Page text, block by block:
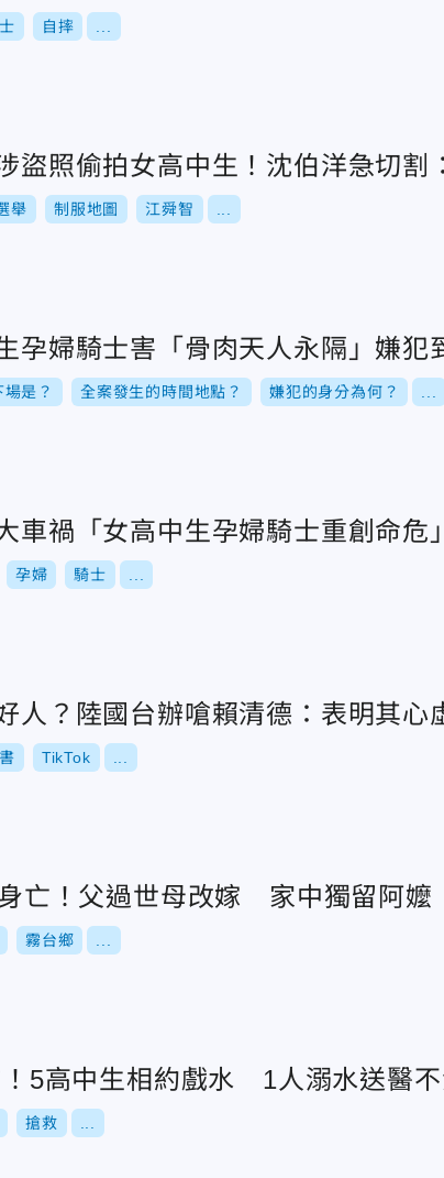
自摔
盜照偷拍女高中生！沈伯洋急切割
舉 制服地圖 江舜智
孕婦騎士害「骨肉天人永隔」嫌犯
是？ 全案發生的時間地點？ 嫌犯的身分為何？
車禍「女高中生孕婦騎士重創命危
孕婦 騎士
人？陸國台辦嗆賴清德：表明其心
TikTok
亡！父過世母改嫁 家中獨留阿嬤
霧台鄉
5高中生相約戲水 1人溺水送醫
搶救